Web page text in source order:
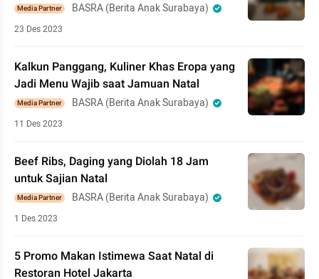
Media Partner BASRA (Berita Anak Surabaya)
23 Des 2023
Kalkun Panggang, Kuliner Khas Eropa yang
Jadi Menu Wajib saat Jamuan Natal
Media Partner BASRA (Berita Anak Surabaya)
11 Des 2023
Beef Ribs, Daging yang Diolah 18 Jam
untuk Sajian Natal
Media Partner BASRA (Berita Anak Surabaya)
1 Des 2023
5 Promo Makan Istimewa Saat Natal di
Restoran Hotel Jakarta